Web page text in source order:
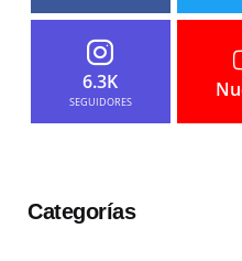
6.3K
SEGUIDORES
Categorías